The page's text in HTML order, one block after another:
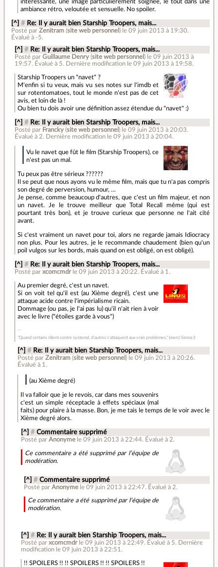
intéressante, une image particulièrement soignée, le tout dans une
ambiance rétro, veloutée et sensuelle. No spoiler.
[^] # Re: Il y aurait bien Starship Troopers, mais...
Posté parZenitram (site web personnel ) le 09 juin 2013 à 19:30.
Évalué à -5.
[^] # Re: Il y aurait bien Starship Troopers, mais...
Posté par Guillaume Denry(site web personnel ) le 09 juin 2013 à
19:57. Évalué à 5. Dernière modification le 09 juin 2013 à 19:58.
Starship Troopers un "navet" ?
M'enfin si tu veux, mais vu ses notes sur l'imdb et
sur rotentomatoes, tout le monde n'est pas de cet
avis, et loin de là !
Ou bien tu dois avoir une définition assez étendue du "navet" :)
[^] # Re: Il y aurait bien Starship Troopers, mais...
Posté par Francky(site web personnel ) le 09 juin 2013 à 20:03.
Évalué à 2. Dernière modification le 09 juin 2013 à 20:04.
Vu le navet que fût le film (Starship Troopers), ce
n'est pas un mal.
Tu peux pas être sérieux ??????
Il se peut que nous ayons vu le même film, mais que tu n'a pas compris
son degré de perversion, humour, …
Je pense, comme beaucoup d'autres, que c'est un film majeur, et non
un navet. Je le trouve meilleur que Total Recall même (qui est
pourtant très bon), et je trouve curieux que personne ne l'ait cité
avant.
Si c'est vraiment un navet pour toi, alors ne regarde jamais Idiocracy
non plus. Pour les autres, je le recommande chaudement (bien qu'un
poil vulgos sur les bords, mais quand on est obligé, on est obligé).
[^] # Re: Il y aurait bien Starship Troopers, mais...
Posté par xcomcmdr le 09 juin 2013 à 20:22. Évalué à 1 .
Au premier degré, c'est un navet.
Si on voit tel qu'il est (au Xième degré), c'est une
attaque acide contre l'impérialisme ricain.
Dommage (ou pas, je l'ai pas lu) qu'il n'ait rien à voir
avec le livre ("étoiles garde à vous")
"Quand certains râlent contre systemd, d'autres s'attaquent aux vrais problèmes." (merci Sinma !)
[^] # Re: Il y aurait bien Starship Troopers, mais...
Posté parZenitram (site web personnel ) le 09 juin 2013 à 20:26.
Évalué à 1 .
(au Xième degré)
Il va falloir que je le revois, car dans mes souvenirs
c'est un simple réceptacle à effets spéciaux (mal
faits) pour plaire à la masse. Bon, je me tais le temps de le voir avec le
Xième degré alors.
[^] # Commentaire supprimé
Posté par Anonyme le 09 juin 2013 à 22:44. Évalué à 2.
Ce commentaire a été supprimé par l’équipe de
modération.
[^] # Commentaire supprimé
Posté par Anonyme le 09 juin 2013 à 22:47. Évalué à 2.
Ce commentaire a été supprimé par l’équipe de
modération.
[^] # Re: Il y aurait bien Starship Troopers, mais...
Posté par xcomcmdr le 09 juin 2013 à 22:49. Évalué à 5. Dernière
modification le 09 juin 2013 à 22:51.
!! SPOILERS !! !! SPOILERS !! !! SPOILERS !!